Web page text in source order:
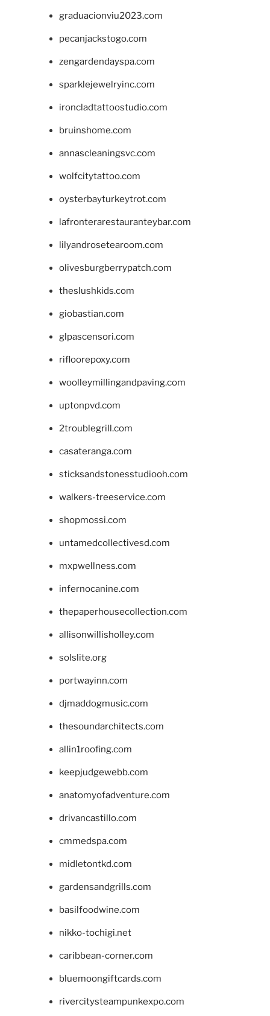
graduacionviu2023.com
pecanjackstogo.com
zengardendayspa.com
sparklejewelryinc.com
ironcladtattoostudio.com
bruinshome.com
annascleaningsvc.com
wolfcitytattoo.com
oysterbayturkeytrot.com
lafronterarestauranteybar.com
lilyandrosetearoom.com
olivesburgberrypatch.com
theslushkids.com
giobastian.com
glpascensori.com
rifloorepoxy.com
woolleymillingandpaving.com
uptonpvd.com
2troublegrill.com
casateranga.com
sticksandstonesstudiooh.com
walkers-treeservice.com
shopmossi.com
untamedcollectivesd.com
mxpwellness.com
infernocanine.com
thepaperhousecollection.com
allisonwillisholley.com
solslite.org
portwayinn.com
djmaddogmusic.com
thesoundarchitects.com
allin1roofing.com
keepjudgewebb.com
anatomyofadventure.com
drivancastillo.com
cmmedspa.com
midletontkd.com
gardensandgrills.com
basilfoodwine.com
nikko-tochigi.net
caribbean-corner.com
bluemoongiftcards.com
rivercitysteampunkexpo.com